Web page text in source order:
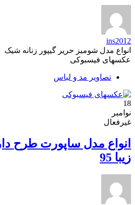
ins2012
انواع مدل شومیز حریر گیپور زنانه
عکسهای فیسبوکی
تصاویر مد و لباس
18
نوامبر
غیرفعال
انواع مدل ساپورت طرح
زیبا 95